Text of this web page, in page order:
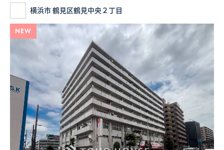
横浜市 鶴見区鶴見中央２丁目
NEW